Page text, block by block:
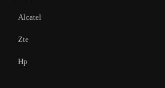
Alcatel
Zte
Hp